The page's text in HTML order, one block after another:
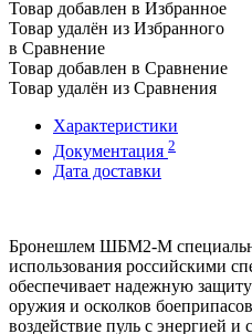
Товар добавлен в Избранное
Товар удалён из Избранного
в Сравнение
Товар добавлен в Сравнение
Товар удалён из Сравнения
Характеристики
Документация 2
Дата доставки
Бронешлем ШБМ2-М
использования российскими
обеспечивает надежную
оружия и осколков
воздействие пуль с энергией